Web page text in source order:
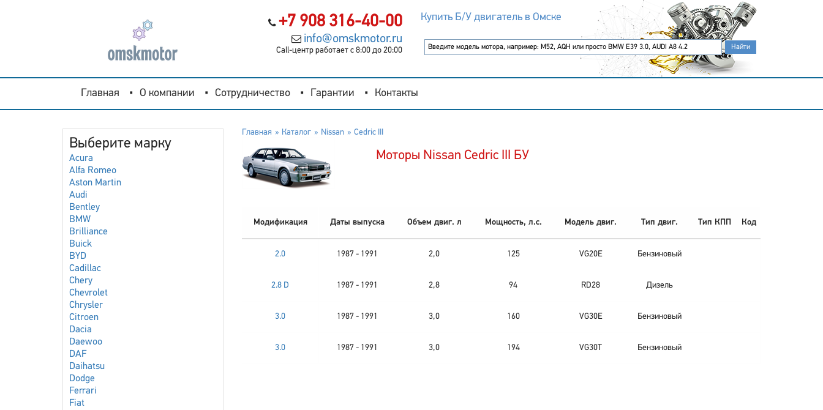
+7 908 316-40-00
info@omskmotor.ru
Call-центр работает с 8:00 до 20:00
Купить Б/У двигатель в Омске
Главная О компании Сотрудничество Гарантии Контакты
Выберите марку
Acura
Alfa Romeo
Aston Martin
Audi
Bentley
BMW
Brilliance
Buick
BYD
Cadillac
Chery
Chevrolet
Chrysler
Citroen
Dacia
Daewoo
DAF
Daihatsu
Dodge
Ferrari
Fiat
Главная Каталог Nissan Cedric III
Моторы Nissan Cedric III БУ
Модификация Даты выпуска Объем двиг. л Мощность, л.с. Модель двиг. Тип двиг. Тип КПП Код
2.0 1987 - 1991 2,0 125 VG20E Бензиновый
2.8 D 1987 - 1991 2,8 94 RD28 Дизель
3.0 1987 - 1991 3,0 160 VG30E Бензиновый
3.0 1987 - 1991 3,0 194 VG30T Бензиновый